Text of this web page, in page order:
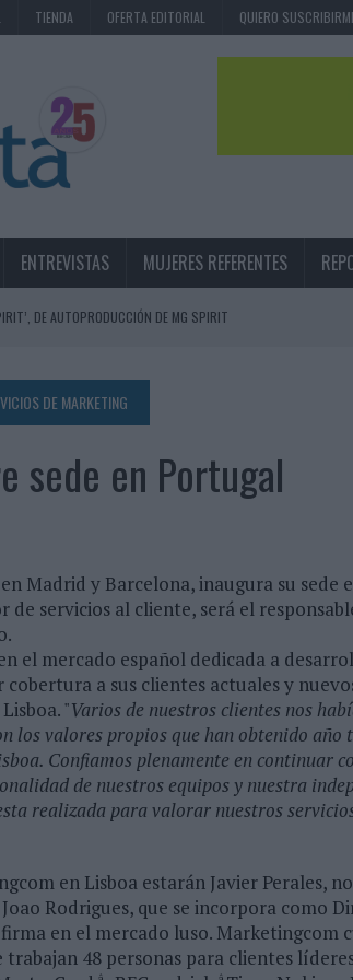
TIENDA OFERTA EDITORIAL QUIERO
ENTREVISTAS MUJERES REFERENTES
DE AUTOPRODUCCIÓN DE MG SPIRIT
UNA ESTRATEGIA 360º CENTRADA EN EL ORIGEN BARCELONÉS
DE ARÓN PIPER EN UNA EXPERIENCIA DE MARCA EN IBIZA
DIGITAL DE LAS MARCAS
EN SOUVENIRS CON IA
MÁLAGA CF
NO INTEGRAN LA INFANCIA EN SU ESTRATEGIA
CONSUMO DE MEDIOS EN VERANO Y SUPERA AL MÓVIL COMO
YA AL 62% DE LOS ESPAÑOLES
COMO NUEVA DIRECTORA COMERCIAL GLOBAL
PERSONALIZABLE INSPIRADA EN CORNETTO, CALIPPO Y
LA CREATIVIDAD
A CASONÁ Y ASUME LA GESTIÓN DE SUS RELACIONES CON LOS
EL PARAÍSO CANARIO EN SU ÚLTIMA CAMPAÑA
“LA CONSTRUCCIÓN DE MARCA A LARGO PLAZO Y LA
DE MARKETING
sede en Portugal
Madrid y Barcelona, inaugura su sede
servicios al cliente, será el
el mercado español dedicada a
a sus clientes actuales y
"Varios de nuestros clientes nos
los valores propios que han obtenido año
Confiamos plenamente en continuar
de nuestros equipos y nuestra
realizada para valorar nuestros
en Lisboa estarán Javier Perales,
Rodrigues, que se incorpora como
en el mercado luso. Marketingcom
48 personas para clientes